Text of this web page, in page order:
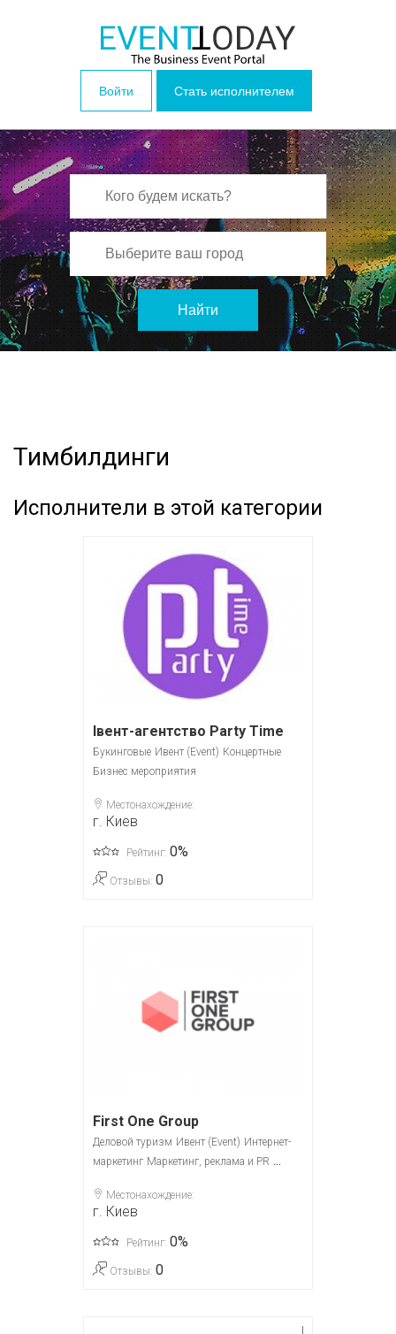
Войти Стать исполнителем
Найти
Тимбилдинги
Исполнители в этой категории
Івент-агентство Party Time
Букинговые Ивент (Event) Концертные
Бизнес мероприятия
Местонахождение:
г. Киев
Рейтинг: 0%
Отзывы: 0
First One Group
Деловой туризм Ивент (Event) Интернет-
маркетинг Маркетинг, реклама и PR ...
Местонахождение:
г. Киев
Рейтинг: 0%
Отзывы: 0